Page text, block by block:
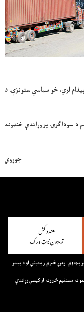
لري، خو سیاسي ستونزې، د
د سوداګرۍ پر وړاندې خنډونه
جوړوي
پټ وي. زموږ خبري رښتيني او د پېښو
نه مستقيم خبرونه او کيسې وړاندې